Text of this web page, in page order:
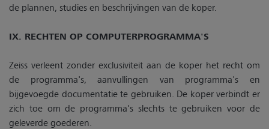
de plannen, studies en beschrijvingen van de koper.
IX. RECHTEN OP COMPUTERPROGRAMMA'S
Zeiss verleent zonder exclusiviteit aan de koper het recht om
de programma's, aanvullingen van programma's en
bijgevoegde documentatie te gebruiken. De koper verbindt er
zich toe om de programma's slechts te gebruiken voor de
geleverde goederen.